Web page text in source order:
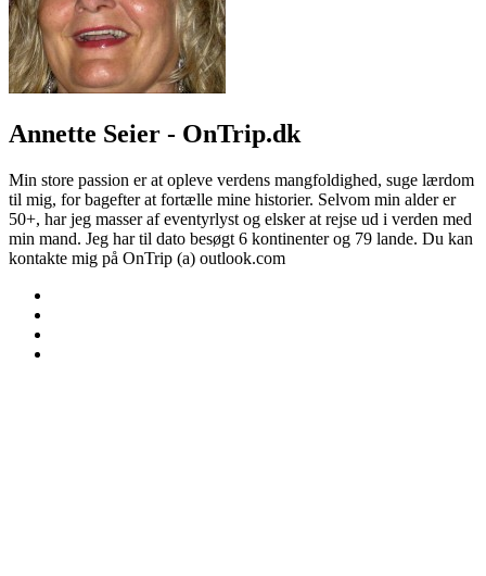
Annette Seier - OnTrip.dk
Min store passion er at opleve verdens mangfoldighed, suge lærdom
til mig, for bagefter at fortælle mine historier. Selvom min alder er
50+, har jeg masser af eventyrlyst og elsker at rejse ud i verden med
min mand. Jeg har til dato besøgt 6 kontinenter og 79 lande. Du kan
kontakte mig på OnTrip (a) outlook.com